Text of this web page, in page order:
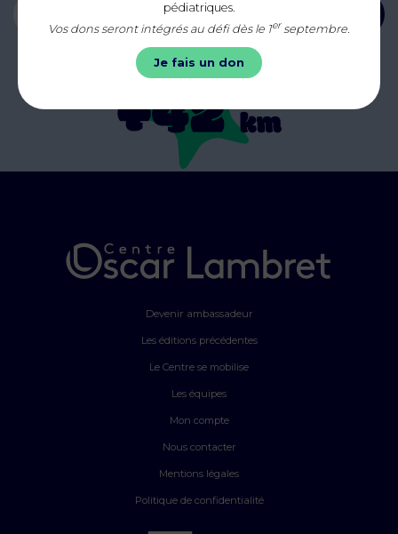
pédiatriques.
Vos dons seront intégrés au défi dès le 1er septembre.
Je fais un don
Votre adresse e-mail *
Devenir ambassadeur
Les éditions précédentes
Le Centre se mobilise
Les équipes
Mon compte
Nous contacter
Mentions légales
Politique de confidentialité